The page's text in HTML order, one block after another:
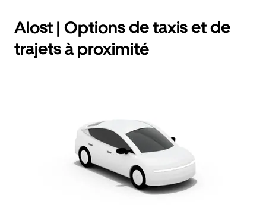
Alost | Options de taxis et de
trajets à proximité